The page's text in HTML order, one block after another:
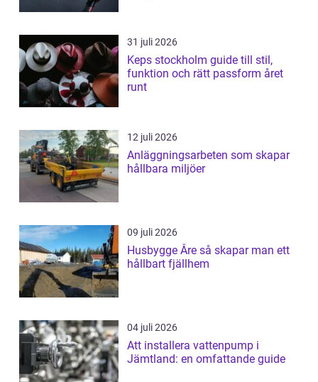
31 juli 2026
Keps stockholm guide till stil,
funktion och rätt passform året
runt
12 juli 2026
Anläggningsarbeten som skapar
hållbara miljöer
09 juli 2026
Husbygge Åre så skapar man ett
hållbart fjällhem
04 juli 2026
Att installera vattenpump i
Jämtland: en omfattande guide